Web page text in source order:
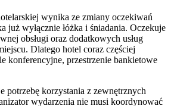
wynika ze zmiany oczekiwań
już wyłącznie łóżka i śniadania. Oczekuje
obsługi oraz dodatkowych usług
Dlatego hotel coraz częściej
konferencyjne, przestrzenie bankietowe
potrzebę korzystania z zewnętrznych
wydarzenia nie musi koordynować